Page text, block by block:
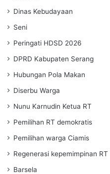
Dinas Kebudayaan
Seni
Peringati HDSD 2026
DPRD Kabupaten Serang
Hubungan Pola Makan
Diserbu Warga
Nunu Karnudin Ketua RT
Pemilihan RT demokratis
Pemilihan warga Ciamis
Regenerasi kepemimpinan RT
Barsela